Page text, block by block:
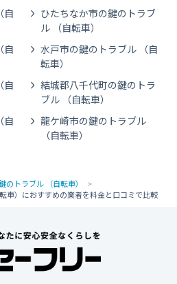
自
ひたちなか市の鍵のトラブ
ル （自転車）
自
水戸市の鍵のトラブル （自
転車）
自
結城郡八千代町の鍵のトラ
ブル （自転車）
自
龍ケ崎市の鍵のトラブル
（自転車）
のトラブル （自転車）
車）におすすめの業者を料金と口コミで比較